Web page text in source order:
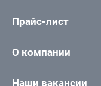
Прайс-лист
О компании
Наши вакансии